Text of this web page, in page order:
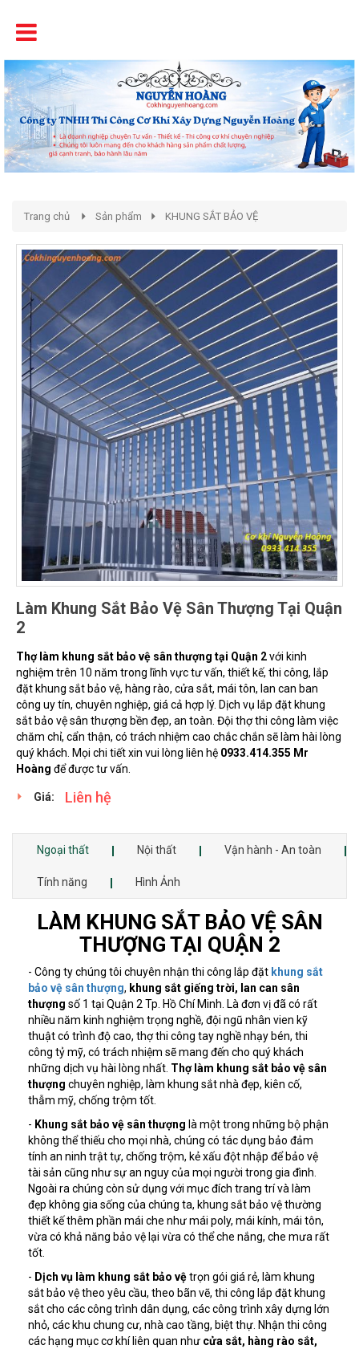
Trang chủ Sản phẩm KHUNG SẮT BẢO VỆ
Làm Khung Sắt Bảo Vệ Sân Thượng Tại Quận
2
Thợ làm khung sắt bảo vệ sân thượng tại Quận 2với kinh
nghiệm trên 10 năm trong lĩnh vực tư vấn, thiết kế, thi công, lắp
đặt khung sắt bảo vệ, hàng rào, cửa sắt, mái tôn, lan can ban
công uy tín, chuyên nghiệp, giá cả hợp lý. Dịch vụ lắp đặt khung
sắt bảo vệ sân thượng bền đẹp, an toàn. Đội thợ thi công làm việc
chăm chỉ, cẩn thận, có trách nhiệm cao chắc chắn sẽ làm hài lòng
quý khách. Mọi chi tiết xin vui lòng liên hệ 0933.414.355 Mr
Hoàng để được tư vấn.
Giá: Liên hệ
Ngoại thất Nội thất Vận hành - An toàn
Tính năng Hình Ảnh
LÀM KHUNG SẮT BẢO VỆ SÂN
THƯỢNG TẠI QUẬN 2
- Công ty chúng tôi chuyên nhận thi công lắp đặt khung sắt
bảo vệ sân thượng, khung sắt giếng trời, lan can sân
thượng số 1 tại Quận 2 Tp. Hồ Chí Minh. Là đơn vị đã có rất
nhiều năm kinh nghiệm trọng nghề, đội ngũ nhân vien kỹ
thuật có trình độ cao, thợ thi công tay nghề nhạy bén, thi
công tỷ mỹ, có trách nhiệm sẽ mang đến cho quý khách
những dịch vụ hài lòng nhất. Thợ làm khung sắt bảo vệ sân
thượng chuyên nghiệp, làm khung sắt nhà đẹp, kiên cố,
thẫm mỹ, chống trộm tốt.
- Khung sắt bảo vệ sân thượng là một trong những bộ phận
không thể thiếu cho mọi nhà, chúng có tác dụng bảo đảm
tính an ninh trật tự, chống trộm, kẻ xấu đột nhập để bảo vệ
tài sản cũng như sự an nguy của mọi người trong gia đình.
Ngoài ra chúng còn sử dụng với mục đích trang trí và làm
đẹp không gia sống của chúng ta, khung sắt bảo vệ thường
thiết kế thêm phần mái che như mái poly, mái kính, mái tôn,
vừa có khả năng bảo vệ lại vừa có thể che nắng, che mưa rất
tốt.
- Dịch vụ làm khung sắt bảo vệtrọn gói giá rẻ, làm khung
sắt bảo vệ theo yêu cầu, theo bãn vẽ, thi công lắp đặt khung
sắt cho các công trình dân dụng, các công trình xây dựng lớn
nhỏ, các khu chung cư, nhà cao tầng, biệt thự. Nhận thi công
các hạng mục cơ khí liên quan như cửa sắt, hàng rào sắt,